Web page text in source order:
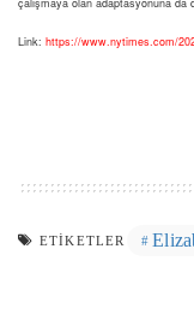
çalışmaya olan adaptasyonuna da
Link: https://www.nytimes.com/
ETIKETLER